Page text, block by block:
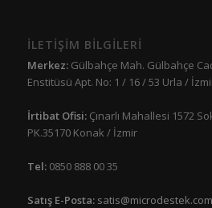
İLETİŞİM BİLGİLERİ
Merkez:Gülbahçe Mah. Gülbahçe
Enstitüsü Apt. No: 1 / 16 / 53 Urla /
İrtibat Ofisi: Çınarlı Mahallesi 1572
PK.35170 Konak / İzmir
Tel:0850 888 00 35
Satış E-Posta: